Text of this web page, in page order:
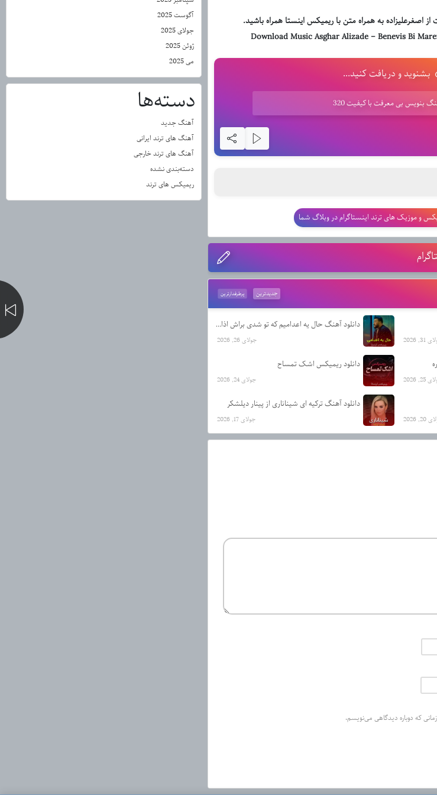
اصغرعلیزاده به همراه متن با ریمیکس اینستا همراه باشید.
Download MusicAsghar Alizade–Benevis Bi
بشنوید و دریافت کنید...
بنویس بی معرفت با کیفیت 320
و موزیک های ترند اینستاگرام در وبلاگ شما
پرطرفدارترین جدیدترین
2026
دانلود آهنگ حال یه اعدامیم که تو شدی براش اذان از رضا کرمی تارا
جولای 26, 2026
2026
دانلود ریمیکس اشک تمساح
جولای 24, 2026
2026
دانلود آهنگ ترکیه ای شیناناری از پینار دیلشکر
جولای 17, 2026
که دوباره دیدگاهی می‌نویسم.
آگوست 2025
جولای 2025
ژوئن 2025
می 2025
دسته‌ها
آهنگ جدید
آهنگ های ترند ایرانی
آهنگ های ترند خارجی
دسته‌بندی نشده
ریمیکس های ترند